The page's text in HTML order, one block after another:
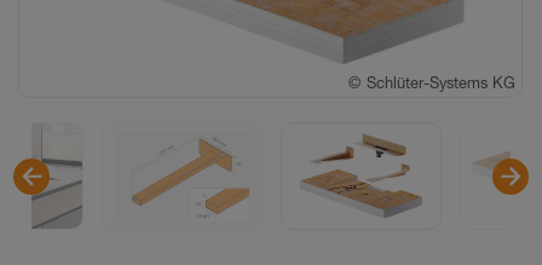
© Schlüter-Systems KG
© Schlüter-Systems KG
© Schlüter-Systems KG
© Schlüter-Systems KG
© Schlüter-Systems KG
© Schlüter-Systems KG
© Schlüter-Systems KG